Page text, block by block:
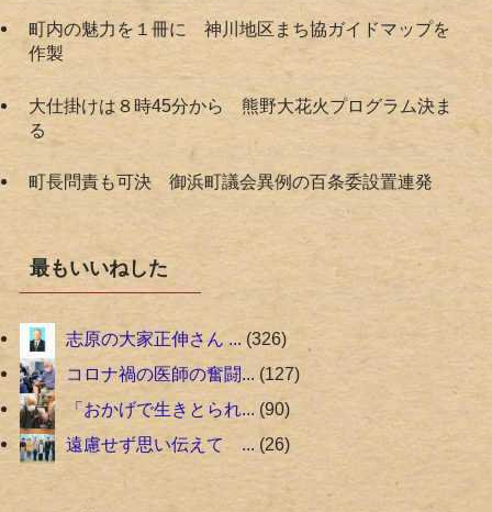
町内の魅力を１冊に 神川地区まち協ガイドマップを
作製
大仕掛けは８時45分から 熊野大花火プログラム決ま
る
町長問責も可決 御浜町議会異例の百条委設置連発
最もいいねした
志原の大家正伸さん ... 326
コロナ禍の医師の奮闘... 127
「おかげで生きとられ... 90
遠慮せず思い伝えて ... 26